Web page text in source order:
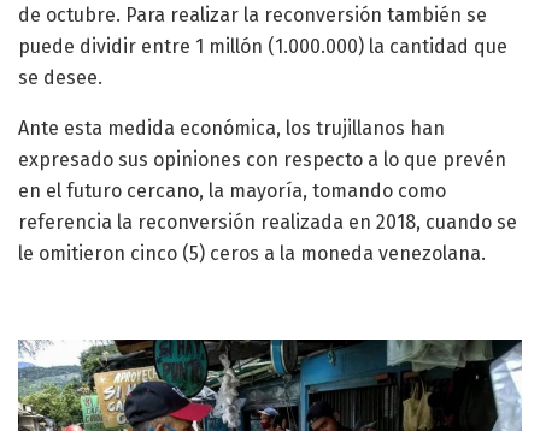
de octubre. Para realizar la reconversión también se
puede dividir entre 1 millón (1.000.000) la cantidad que
se desee.
Ante esta medida económica, los trujillanos han
expresado sus opiniones con respecto a lo que prevén
en el futuro cercano, la mayoría, tomando como
referencia la reconversión realizada en 2018, cuando se
le omitieron cinco (5) ceros a la moneda venezolana.